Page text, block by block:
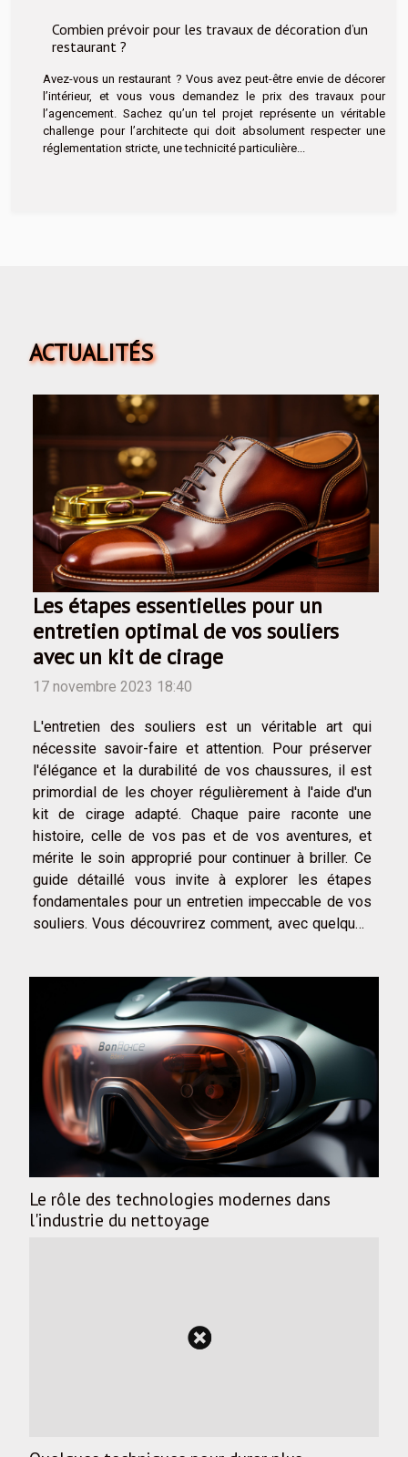
Combien prévoir pour les travaux de décoration d’un
restaurant ?
Avez-vous un restaurant ? Vous avez peut-être envie de décorer
l’intérieur, et vous vous demandez le prix des travaux pour
l’agencement. Sachez qu’un tel projet représente un véritable
challenge pour l’architecte qui doit absolument respecter une
réglementation stricte, une technicité particulière...
ACTUALITÉS
Les étapes essentielles pour un
entretien optimal de vos souliers
avec un kit de cirage
17 novembre 2023 18:40
L'entretien des souliers est un véritable art qui
nécessite savoir-faire et attention. Pour préserver
l'élégance et la durabilité de vos chaussures, il est
primordial de les choyer régulièrement à l'aide d'un
kit de cirage adapté. Chaque paire raconte une
histoire, celle de vos pas et de vos aventures, et
mérite le soin approprié pour continuer à briller. Ce
guide détaillé vous invite à explorer les étapes
fondamentales pour un entretien impeccable de vos
souliers. Vous découvrirez comment, avec quelques
Le rôle des technologies modernes dans
l'industrie du nettoyage